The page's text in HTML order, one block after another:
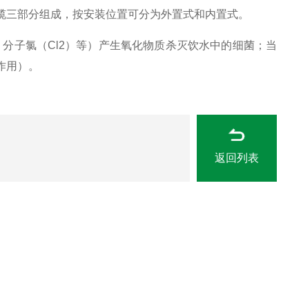
部分组成，按安装位置可分为外置式和内置式。
子氯（Cl2）等）产生氧化物质杀灭饮水中的细菌；当
）。
返回列表